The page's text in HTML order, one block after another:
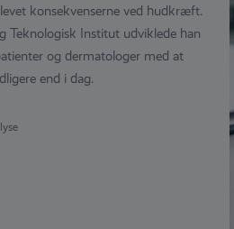
konsekvenserne ved hudkræft.
Teknologisk Institut udviklede han
og dermatologer med at
end i dag.